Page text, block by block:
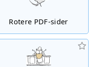
Rotere PDF-sider